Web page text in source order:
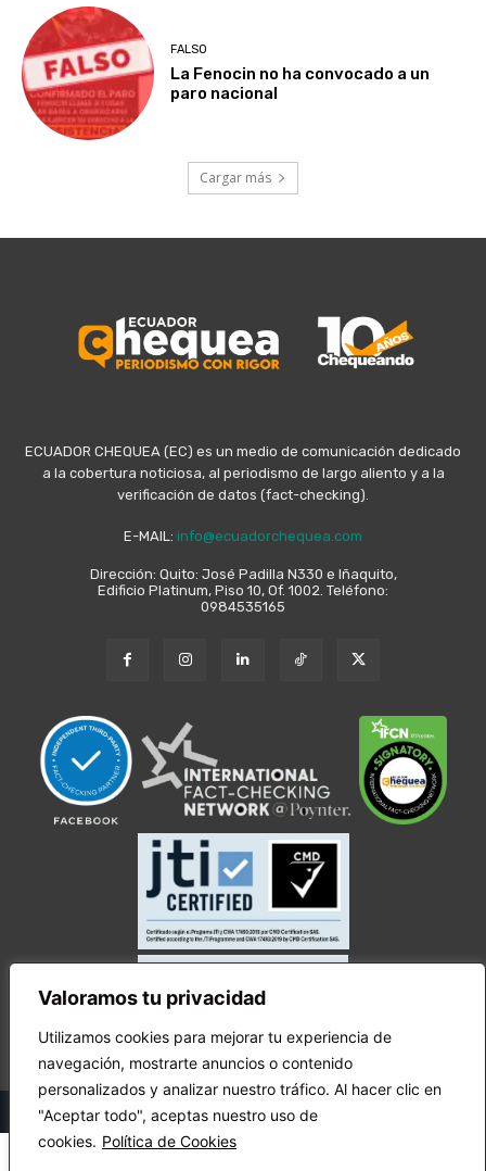
Valoramos tu privacidad
Utilizamos cookies para mejorar tu experiencia de
navegación, mostrarte anuncios o contenido
personalizados y analizar nuestro tráfico. Al hacer clic en
"Aceptar todo", aceptas nuestro uso de
cookies. Política de Cookies
FALSO
La Fenocin no ha convocado a un
paro nacional
Cargar más
ECUADOR CHEQUEA (EC) es un medio de comunicación dedicado
a la cobertura noticiosa, al periodismo de largo aliento y a la
verificación de datos (fact-checking).
E-MAIL: info@ecuadorchequea.com
Dirección: Quito: José Padilla N330 e Iñaquito,
Edificio Platinum, Piso 10, Of. 1002. Teléfono:
0984535165
© Copyright Ecuador Chequea 2025.